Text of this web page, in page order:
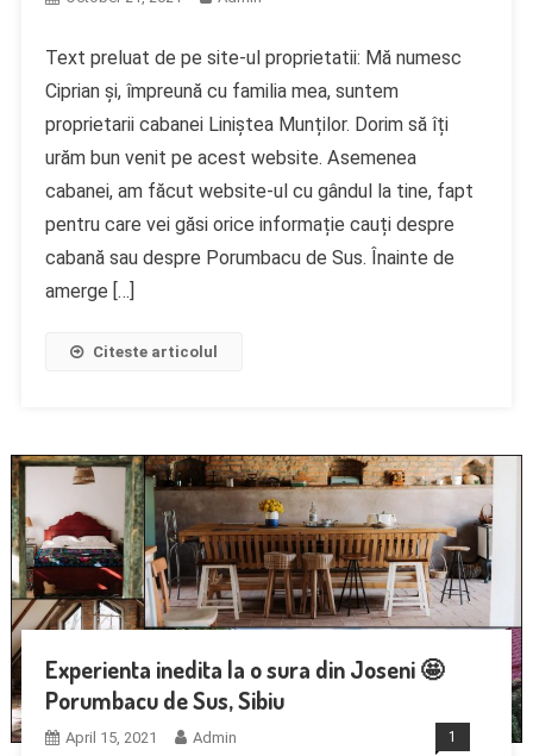
Text preluat de pe site-ul proprietatii: Mă numesc
Ciprian și, împreună cu familia mea, suntem
proprietarii cabanei Liniștea Munților. Dorim să îți
urăm bun venit pe acest website. Asemenea
cabanei, am făcut website-ul cu gândul la tine, fapt
pentru care vei găsi orice informație cauți despre
cabană sau despre Porumbacu de Sus. Înainte de
amerge […]
Citeste articolul
Experienta inedita la o sura din Joseni 🤩
Porumbacu de Sus, Sibiu
April 15, 2021 Admin 1